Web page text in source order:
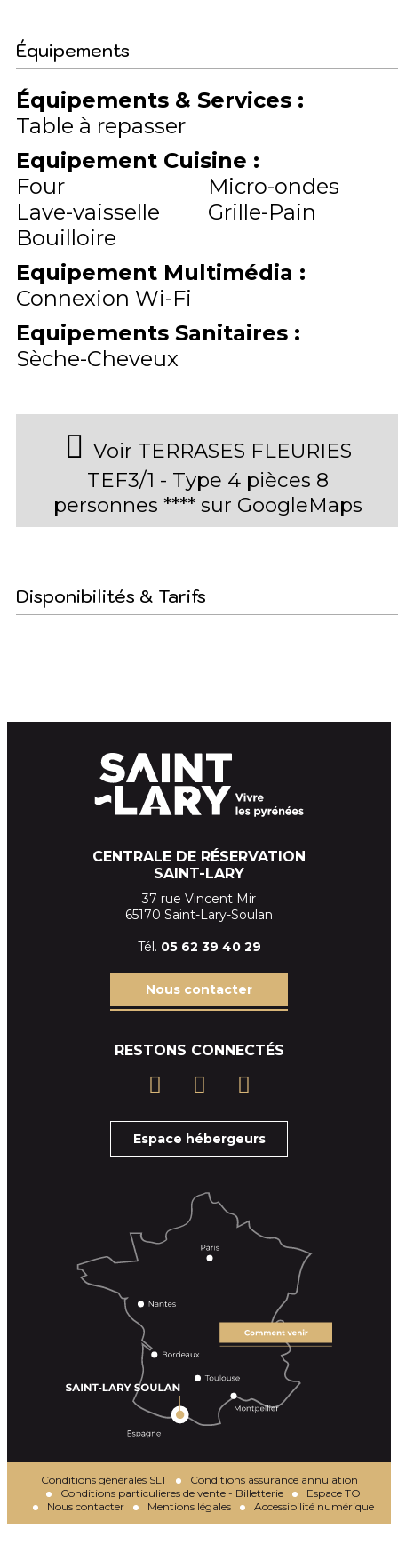
Équipements
Équipements & Services :
Table à repasser
Equipement Cuisine :
Four
Micro-ondes
Lave-vaisselle
Grille-Pain
Bouilloire
Equipement Multimédia :
Connexion Wi-Fi
Equipements Sanitaires :
Sèche-Cheveux
Voir TERRASES FLEURIES
TEF3/1 - Type 4 pièces 8
personnes **** sur GoogleMaps
Disponibilités & Tarifs
CENTRALE DE RÉSERVATION
SAINT-LARY
37 rue Vincent Mir
65170 Saint-Lary-Soulan
Tél. 05 62 39 40 29
Nous contacter
RESTONS CONNECTÉS
Espace hébergeurs
Conditions générales SLT
Conditions assurance annulation
Conditions particulieres de vente - Billetterie
Espace TO
Nous contacter
Mentions légales Accessibilité numérique